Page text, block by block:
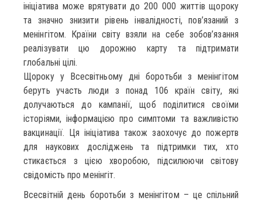
ініціатива може врятувати до 200 000 життів щороку
та значно знизити рівень інвалідності, пов’язаний з
менінгітом. Країни світу взяли на себе зобов’язання
реалізувати цю дорожню карту та підтримати
глобальні цілі.
Щороку у Всесвітньому дні боротьби з менінгітом
беруть участь люди з понад 106 країн світу, які
долучаються до кампанії, щоб поділитися своїми
історіями, інформацією про симптоми та важливістю
вакцинації. Ця ініціатива також заохочує до пожертв
для наукових досліджень та підтримки тих, хто
стикається з цією хворобою, підсилюючи світову
свідомість про менінгіт.
Всесвітній день боротьби з менінгітом – це спільний